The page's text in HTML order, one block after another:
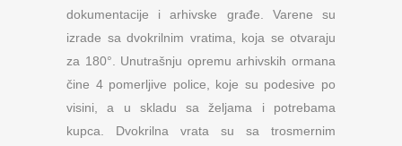
dokumentacije i arhivske građe. Varene su
izrade sa dvokrilnim vratima, koja se otvaraju
za 180°. Unutrašnju opremu arhivskih ormana
čine 4 pomerljive police, koje su podesive po
visini, a u skladu sa željama i potrebama
kupca. Dvokrilna vrata su sa trosmernim